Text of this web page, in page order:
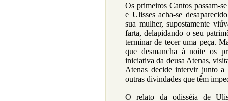
Os primeiros Cantos passam-
e Ulisses acha-se
sua mulher, supostamente
farta, delapidando o seu
terminar de tecer uma peça.
que desmancha à noite os
iniciativa da deusa Atenas,
Atenas decide intervir junto a
outras divindades que têm
O relato da odisséia de